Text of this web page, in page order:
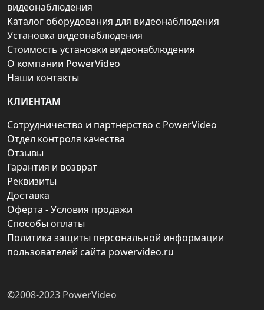
видеонаблюдения
Каталог оборудования для видеонаблюдения
Установка видеонаблюдения
Стоимость установки видеонаблюдения
О компании PowerVideo
Наши контакты
КЛИЕНТАМ
Сотрудничество и партнерство с PowerVideo
Отдел контроля качества
Отзывы
Гарантия и возврат
Реквизиты
Доставка
Оферта - Условия продажи
Способы оплаты
Политика защиты персональной информации
пользователей сайта powervideo.ru
©2008-2023 PowerVideo